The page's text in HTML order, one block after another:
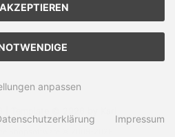
anpassen
Impressum